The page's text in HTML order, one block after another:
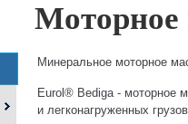
Моторное
Минеральное моторное
Eurol® Bediga - моторное
и легконагруженных